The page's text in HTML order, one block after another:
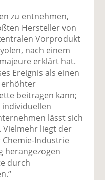
zu entnehmen,
Hersteller von
Vorprodukt
nach einem
erklärt hat.
Ereignis als einen
erhöhter
beitragen kann;
individuellen
lässt sich
liegt der
Industrie
herangezogen
durch